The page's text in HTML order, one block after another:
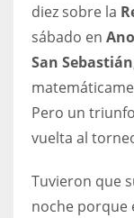
24
MIA
17
DAL
22
diez sobre la
sábado en
San Sebastián
Pero un
vuelta al
Tuvieron que
noche porque